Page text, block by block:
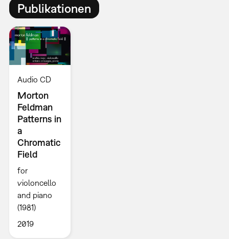
Publikationen
Audio CD
Morton
Feldman
Patterns in
a
Chromatic
Field
for
violoncello
and piano
(1981)
2019